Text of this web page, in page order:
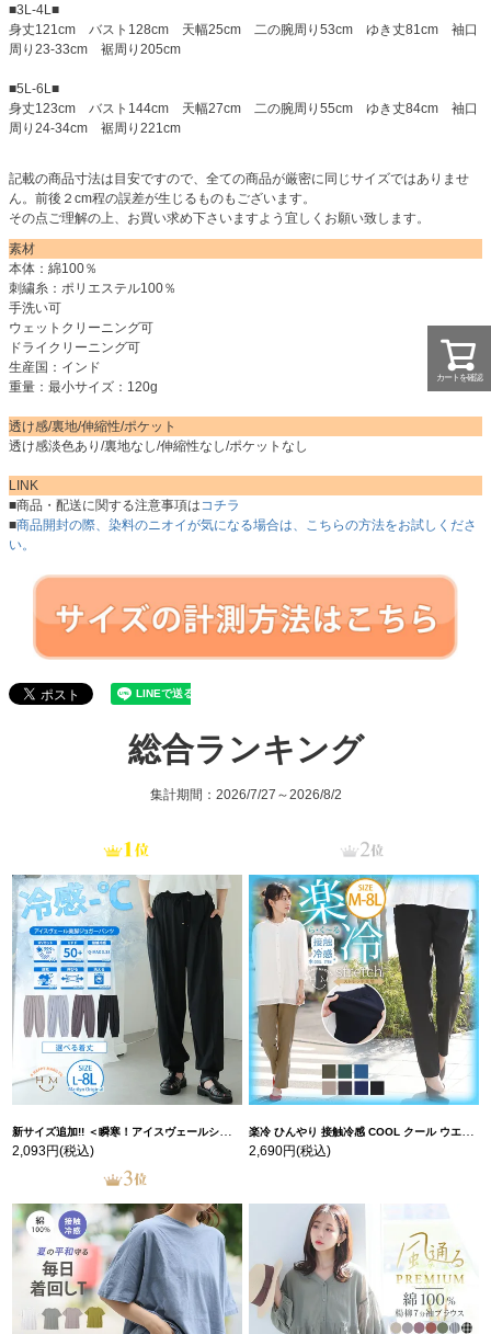
■3L-4L■
身丈121cm バスト128cm 天幅25cm 二の腕周り53cm ゆき丈81cm 袖口
周り23-33cm 裾周り205cm
■5L-6L■
身丈123cm バスト144cm 天幅27cm 二の腕周り55cm ゆき丈84cm 袖口
周り24-34cm 裾周り221cm
記載の商品寸法は目安ですので、全ての商品が厳密に同じサイズではありませ
ん。前後２cm程の誤差が生じるものもございます。
その点ご理解の上、お買い求め下さいますよう宜しくお願い致します。
素材
本体：綿100％
刺繍糸：ポリエステル100％
手洗い可
ウェットクリーニング可
ドライクリーニング可
生産国：インド
重量：最小サイズ：120g
透け感/裏地/伸縮性/ポケット
透け感淡色あり/裏地なし/伸縮性なし/ポケットなし
LINK
■商品・配送に関する注意事項はコチラ
■商品開封の際、染料のニオイが気になる場合は、こちらの方法をお試しくださ
い。
総合ランキング
集計期間：2026/7/27～2026/8/2
新サイズ追加!! ＜瞬寒！アイスヴェールシリーズ＞ 美脚 ジョガーパンツ 【ウェストゴム】 【ストレッチ】 | 大きいサイズの通販ならハッピーマリリン
2,093円(税込)
楽冷 ひんやり 接触冷感 COOL クール ウエストゴム 楽ちん ストレッチ 美脚 レギパン 【ストレッチ】 | 大きいサイズの通販ならハッピーマリリン
2,690円(税込)
カートを確認